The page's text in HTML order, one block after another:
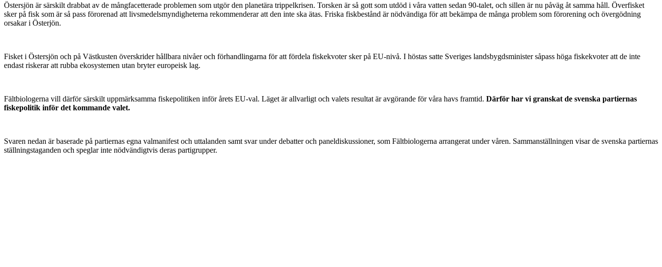
Östersjön är särskilt drabbat av de mångfacetterade problemen som utgör den planetära trippelkrisen. Torsken är så gott som utdöd i våra vatten sedan 90-talet, och sillen är nu påväg åt samma håll. Överfisket
sker på fisk som är så pass förorenad att livsmedelsmyndigheterna rekommenderar att den inte ska ätas. Friska fiskbestånd är nödvändiga för att bekämpa de många problem som förorening och övergödning
orsakar i Österjön.
Fisket i Östersjön och på Västkusten överskrider hållbara nivåer och förhandlingarna för att fördela fiskekvoter sker på EU-nivå. I höstas satte Sveriges landsbygdsminister såpass höga fiskekvoter att de inte
endast riskerar att rubba ekosystemen utan bryter europeisk lag.
Fältbiologerna vill därför särskilt uppmärksamma fiskepolitiken inför årets EU-val. Läget är allvarligt och valets resultat är avgörande för våra havs framtid. Därför har vi granskat de svenska partiernas
fiskepolitik inför det kommande valet.
Svaren nedan är baserade på partiernas egna valmanifest och uttalanden samt svar under debatter och paneldiskussioner, som Fältbiologerna arrangerat under våren. Sammanställningen visar de svenska partiernas
ställningstaganden och speglar inte nödvändigtvis deras partigrupper.